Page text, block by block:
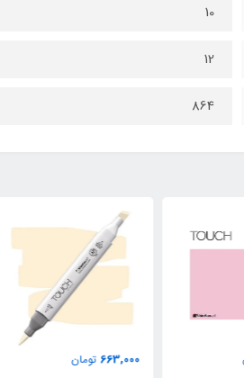
10
12
864
663,000 تومان